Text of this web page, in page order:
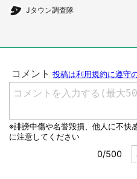
【7/31~1/31】
Jタウン調査隊